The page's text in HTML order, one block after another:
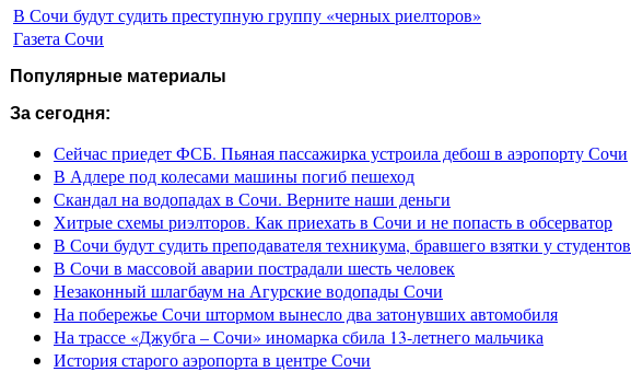
В Сочи будут судить преступную группу «черных риелторов»
Газета Сочи
Популярные материалы
За сегодня:
Сейчас приедет ФСБ. Пьяная пассажирка устроила дебош в аэропорту Сочи
В Адлере под колесами машины погиб пешеход
Скандал на водопадах в Сочи. Верните наши деньги
Хитрые схемы риэлторов. Как приехать в Сочи и не попасть в обсерватор
В Сочи будут судить преподавателя техникума, бравшего взятки у студентов
В Сочи в массовой аварии пострадали шесть человек
Незаконный шлагбаум на Агурские водопады Сочи
На побережье Сочи штормом вынесло два затонувших автомобиля
На трассе «Джубга – Сочи» иномарка сбила 13-летнего мальчика
История старого аэропорта в центре Сочи